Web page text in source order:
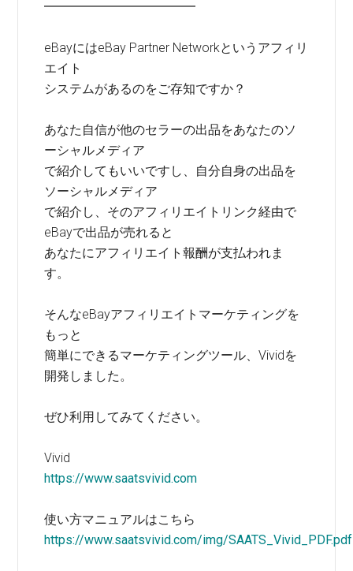
━━━━━━━━━━━━
eBayにはeBay Partner Networkというアフィリ
エイト
システムがあるのをご存知ですか？
あなた自信が他のセラーの出品をあなたのソ
ーシャルメディア
で紹介してもいいですし、自分自身の出品を
ソーシャルメディア
で紹介し、そのアフィリエイトリンク経由で
eBayで出品が売れると
あなたにアフィリエイト報酬が支払われま
す。
そんなeBayアフィリエイトマーケティングを
もっと
簡単にできるマーケティングツール、Vividを
開発しました。
ぜひ利用してみてください。
Vivid
https://www.saatsvivid.com
使い方マニュアルはこちら
https://www.saatsvivid.com/img/SAATS_Vivid_PDF.pdf